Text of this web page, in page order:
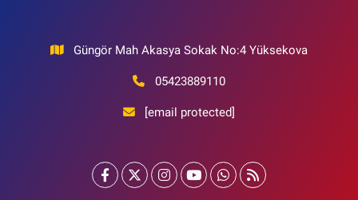
Güngör Mah Akasya Sokak No:4 Yüksekova
05423889110
[email protected]